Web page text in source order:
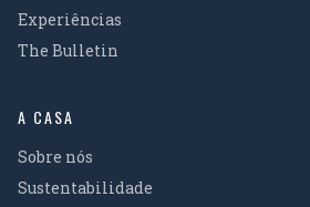
Experiências
The Bulletin
A CASA
Sobre nós
Sustentabilidade